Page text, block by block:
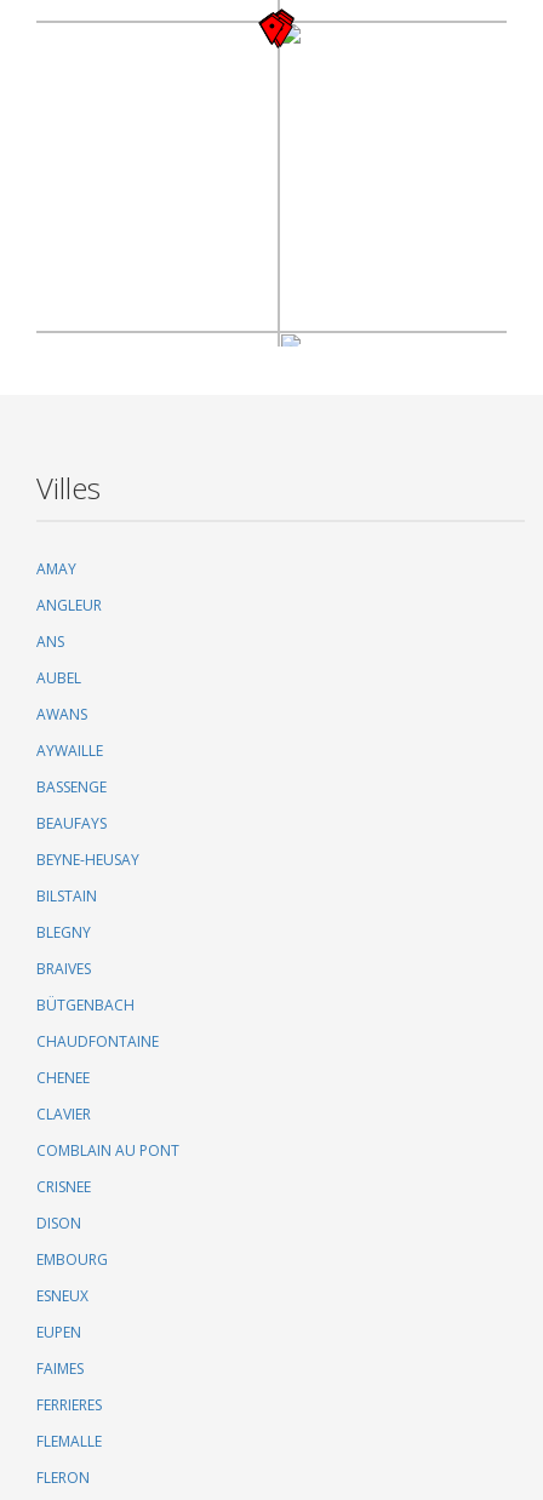
Villes
AMAY
ANGLEUR
ANS
AUBEL
AWANS
AYWAILLE
BASSENGE
BEAUFAYS
BEYNE-HEUSAY
BILSTAIN
BLEGNY
BRAIVES
BÜTGENBACH
CHAUDFONTAINE
CHENEE
CLAVIER
COMBLAIN AU PONT
CRISNEE
DISON
EMBOURG
ESNEUX
EUPEN
FAIMES
FERRIERES
FLEMALLE
FLERON